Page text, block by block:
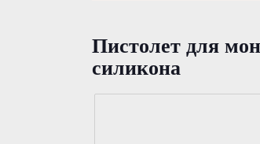
Пистолет для
силикона